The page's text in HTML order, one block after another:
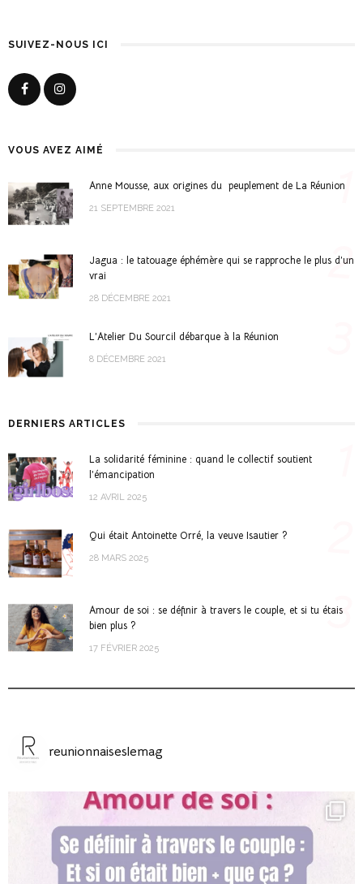
SUIVEZ-NOUS ICI
VOUS AVEZ AIMÉ
Anne Mousse, aux origines du peuplement de La Réunion
21 SEPTEMBRE 2021 1
Jagua : le tatouage éphémère qui se rapproche le plus d’un
vrai
28 DÉCEMBRE 2021
2
L’Atelier Du Sourcil débarque à la Réunion
8 DÉCEMBRE 2021
DERNIERS ARTICLES
La solidarité féminine : quand le collectif soutient
l’émancipation
12 AVRIL 2025
Qui était Antoinette Orré, la veuve Isautier ?
28 MARS 2025
Amour de soi : se définir à travers le couple, et si tu étais
bien plus ?
17 FÉVRIER 2025
3
reunionnaiseslemag